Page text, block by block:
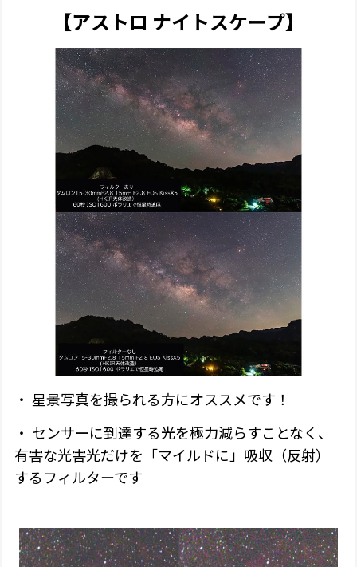
【アストロ ナイトスケープ】
・ 星景写真を撮られる方にオススメです！
・ センサーに到達する光を極力減らすことなく、
有害な光害光だけを「マイルドに」吸収（反射）
するフィルターです